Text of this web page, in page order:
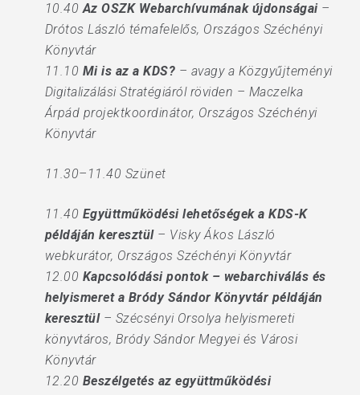
10.40Az OSZK Webarchívumának újdonságai–
Drótos László témafelelős, Országos Széchényi
Könyvtár
11.10 Mi is az a KDS? – avagy a Közgyűjteményi
Digitalizálási Stratégiáról röviden – Maczelka
Árpád projektkoordinátor, Országos Széchényi
Könyvtár
11.30–11.40 Szünet
11.40 Együttműködési lehetőségek a KDS-K
példáján keresztül– Visky Ákos László
webkurátor, Országos Széchényi Könyvtár
12.00 Kapcsolódási pontok – webarchiválás és
helyismeret a Bródy Sándor Könyvtár példáján
keresztül– Szécsényi Orsolya helyismereti
könyvtáros, Bródy Sándor Megyei és Városi
Könyvtár
12.20 Beszélgetés az együttműködési